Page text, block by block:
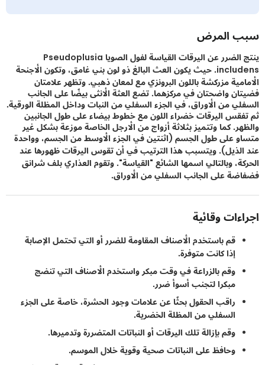
المرض
ينتج الضرر عن اليرقات القياسة لفول الصويا Pseudoplusia
includens. حيث يكون العث البالغ ذو لون بني غامق، وتكون الأجنحة
مزركشة باللون البرونزي مع لمعان ذهبي. وتظهر علامتان
واضحتان في مركزهما. تضع العثة الأنثى بيضًا على الجانب
من الأوراق، في الجزء السفلي من النبات وداخل المظلة الورقية.
اليرقات خضراء اللون مع خطوط بيضاء على طول الجانبين
كما وتتميز بثلاثة أزواج من الأرجل الخاصة موزعة بشكل غير
على طول الجسم (اثنتين في الجزء الأوسط من الجسم، وواحدة
ويتسبب هذا الترتيب في أن تقوس اليرقات ظهورها عند
وبالتالي اسمها الشائع "القياسة". وتقوم العذاري بلف شرانق
على الجانب السفلي من الأوراق.
وقائية
قم باستخدم الأصناف المقاومة للضرر أو التي تحتمل الإصابة
إذا كانت متوفرة.
وقم بالزراعة في وقت مبكر واستخدم الأصناف التي تنضج
مبكرا لتجنب أسوأ ضرر.
راقب الحقول بحثًا عن علامات وجود الحشرة، خاصة على الجزء
السفلي من المظلة الخضرية.
وقم بإزالة تلك اليرقات أو النباتات المتضررة وتدميرها.
وحافظ على النباتات صحية وقوية خلال الموسم.